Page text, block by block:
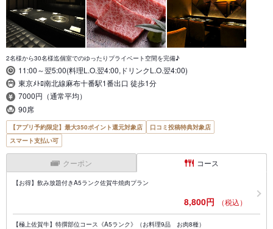
2名様から30名様迄個室でのゆったりプライベート空間を完備♪
11:00～翌5:00(料理L.O.翌4:00,ドリンクL.O.翌4:00)
東京ﾒﾄﾛ南北線麻布十番駅1番出口 徒歩1分
7000円（通常平均）
90席
【アプリ予約限定】最大350ポイント還元対象店
口コミ投稿特典対象店
スマート支払い可
クーポン コース
【お得】飲み放題付きA5ランク佐賀牛焼肉プラン
8,800円 （税込）
【極上佐賀牛】特撰部位コース《A5ランク》（お料理9品 お肉8種）